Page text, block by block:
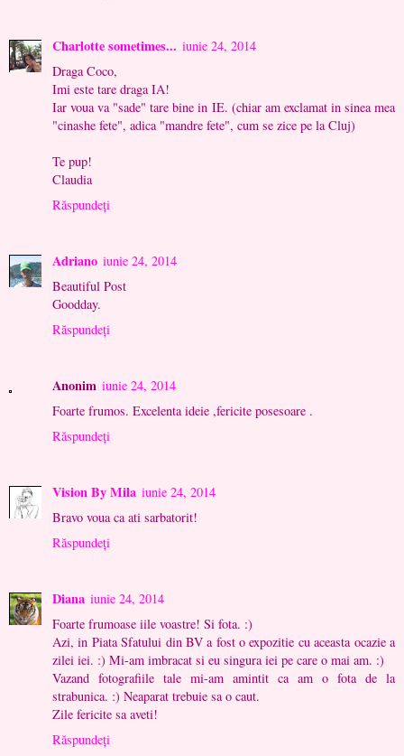
Charlotte sometimes... iunie 24, 2014
Draga Coco,
Imi este tare draga IA!
Iar voua va "sade" tare bine in IE. (chiar am exclamat in sinea mea
"cinashe fete", adica "mandre fete", cum se zice pe la Cluj)
Te pup!
Claudia
Răspundeți
Adriano iunie 24, 2014
Beautiful Post
Goodday.
Răspundeți
Anonim iunie 24, 2014
Foarte frumos. Excelenta ideie ,fericite posesoare .
Răspundeți
Vision By Mila iunie 24, 2014
Bravo voua ca ati sarbatorit!
Răspundeți
Diana iunie 24, 2014
Foarte frumoase iile voastre! Si fota. :)
Azi, in Piata Sfatului din BV a fost o expozitie cu aceasta ocazie a
zilei iei. :) Mi-am imbracat si eu singura iei pe care o mai am. :)
Vazand fotografiile tale mi-am amintit ca am o fota de la
strabunica. :) Neaparat trebuie sa o caut.
Zile fericite sa aveti!
Răspundeți